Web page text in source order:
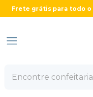
Frete grátis para todo